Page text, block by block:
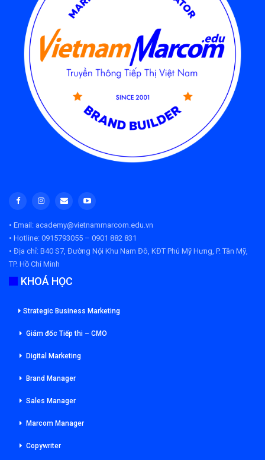
• Email: academy@vietnammarcom.edu.vn
• Hotline: 0915793055 – 0901 882 831
• Địa chỉ: B40 S7, Đường Nội Khu Nam Đô, KĐT Phú Mỹ Hưng, P. Tân Mỹ,
TP. Hồ Chí Minh
KHOÁ HỌC
Strategic Business Marketing
Giám đốc Tiếp thi – CMO
Digital Marketing
Brand Manager
Sales Manager
Marcom Manager
Copywriter